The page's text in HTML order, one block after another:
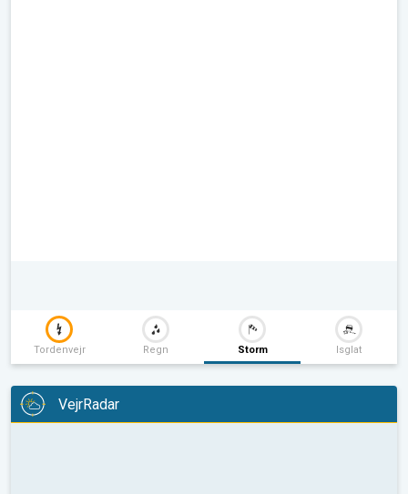
Tordenvejr Regn Storm Isglat
VejrRadar